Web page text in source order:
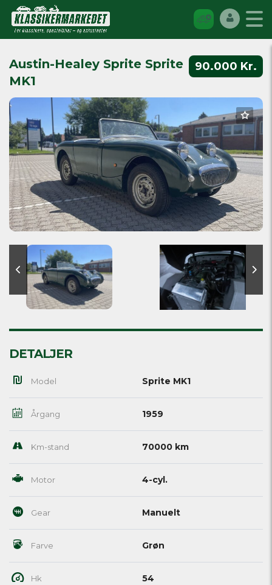
90.000 Kr.
Austin-Healey Sprite Sprite
MK1
DETALJER
Model Sprite MK1
Årgang 1959
Km-stand 70000 km
Motor 4-cyl.
Gear Manuelt
Farve Grøn
Hk 54